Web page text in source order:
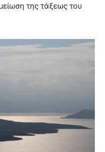
της τάξεως του